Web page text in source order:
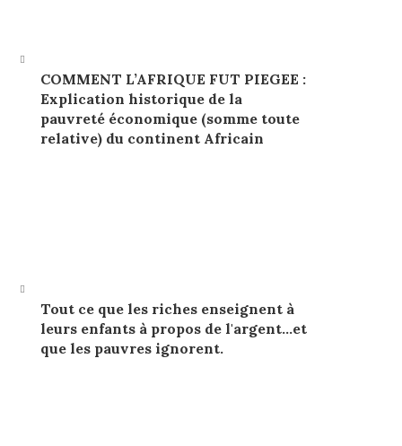
COMMENT L’AFRIQUE FUT PIEGEE :
Explication historique de la
pauvreté économique (somme toute
relative) du continent Africain
Tout ce que les riches enseignent à
leurs enfants à propos de l'argent…et
que les pauvres ignorent.